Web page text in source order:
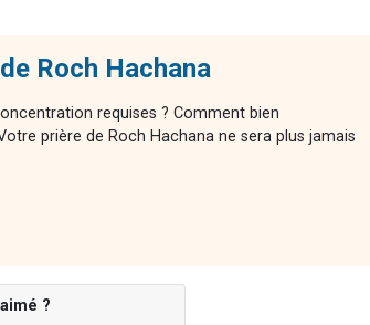
Roch Hachana
requises ? Comment bien
prière de Roch Hachana ne sera plus jamais
?